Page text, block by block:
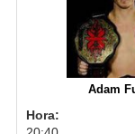
Adam
Hora: